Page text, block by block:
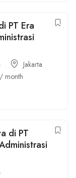
PT Era
Jakarta
/ month
di PT